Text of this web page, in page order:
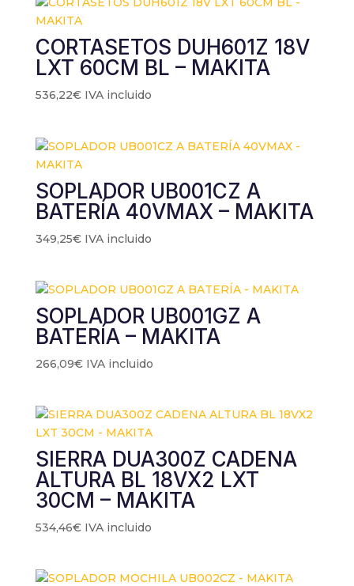
CORTASETOS DUH601Z 18V
LXT 60CM BL – MAKITA
536,22€ IVA incluido
SOPLADOR UB001CZ A
BATERÍA 40VMAX – MAKITA
349,25€ IVA incluido
SOPLADOR UB001GZ A
BATERÍA – MAKITA
266,09€ IVA incluido
SIERRA DUA300Z CADENA
ALTURA BL 18VX2 LXT
30CM – MAKITA
534,46€ IVA incluido